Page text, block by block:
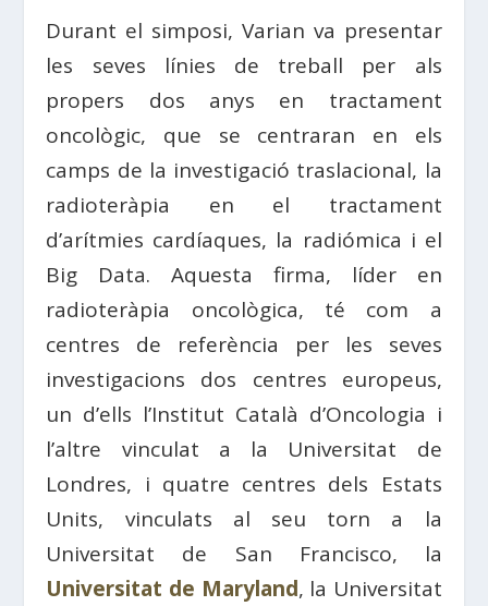
Durant el simposi, Varian va presentar
les seves línies de treball per als
propers dos anys en tractament
oncològic, que se centraran en els
camps de la investigació traslacional, la
radioteràpia en el tractament
d’arítmies cardíaques, la radiómica i el
Big Data. Aquesta firma, líder en
radioteràpia oncològica, té com a
centres de referència per les seves
investigacions dos centres europeus,
un d’ells l’Institut Català d’Oncologia i
l’altre vinculat a la Universitat de
Londres, i quatre centres dels Estats
Units, vinculats al seu torn a la
Universitat de San Francisco, la
Universitat de Maryland, la Universitat